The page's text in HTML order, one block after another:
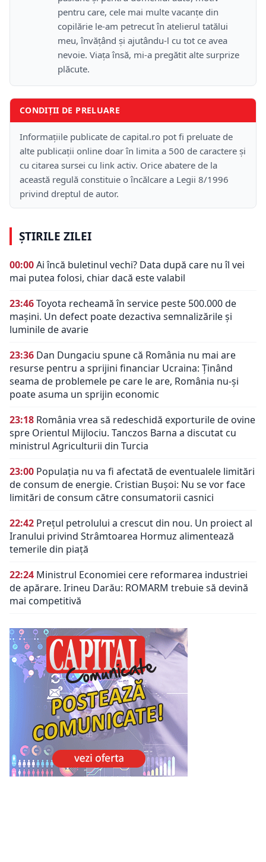
pentru care, cele mai multe vacanțe din
copilărie le-am petrecut în atelierul tatălui
meu, învățând și ajutându-l cu tot ce avea
nevoie. Viața însă, mi-a pregătit alte surprize
plăcute.
CONDIȚII DE PRELUARE
Informațiile publicate de capital.ro pot fi preluate de
alte publicații online doar în limita a 500 de caractere și
cu citarea sursei cu link activ. Orice abatere de la
această regulă constituie o încălcare a Legii 8/1996
privind dreptul de autor.
ȘTIRILE ZILEI
00:00Ai încă buletinul vechi? Data după care nu îl vei
mai putea folosi, chiar dacă este valabil
23:46Toyota recheamă în service peste 500.000 de
mașini. Un defect poate dezactiva semnalizările și
luminile de avarie
23:36 Dan Dungaciu spune că România nu mai are
resurse pentru a sprijini financiar Ucraina: Ținând
seama de problemele pe care le are, România nu-și
poate asuma un sprijin economic
23:18 România vrea să redeschidă exporturile de ovine
spre Orientul Mijlociu. Tanczos Barna a discutat cu
ministrul Agriculturii din Turcia
23:00 Populația nu va fi afectată de eventualele limitări
de consum de energie. Cristian Bușoi: Nu se vor face
limitări de consum către consumatorii casnici
22:42 Prețul petrolului a crescut din nou. Un proiect al
Iranului privind Strâmtoarea Hormuz alimentează
temerile din piață
22:24 Ministrul Economiei cere reformarea industriei
de apărare. Irineu Darău: ROMARM trebuie să devină
mai competitivă